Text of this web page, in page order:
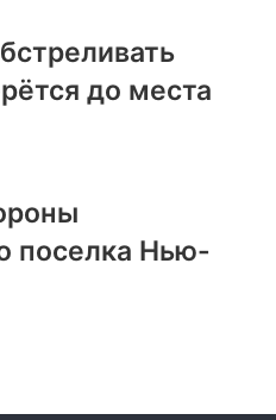
до места
поселка Нью-